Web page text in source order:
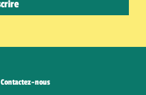
Contactez-nous